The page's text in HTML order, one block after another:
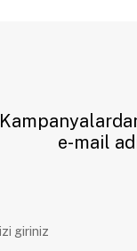
e-mail